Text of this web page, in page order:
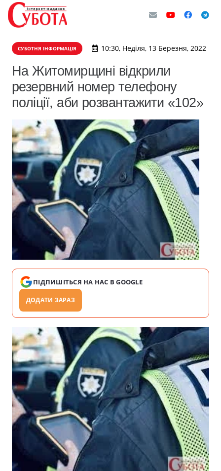
СУБОТНЯ ІНФОРМАЦІЯ 10:30, Неділя, 13 Березня, 2022
На Житомирщині відкрили
резервний номер телефону
поліції, аби розвантажити «102»
ПІДПИШІТЬСЯ НА НАС В GOOGLE
ДОДАТИ ЗАРАЗ